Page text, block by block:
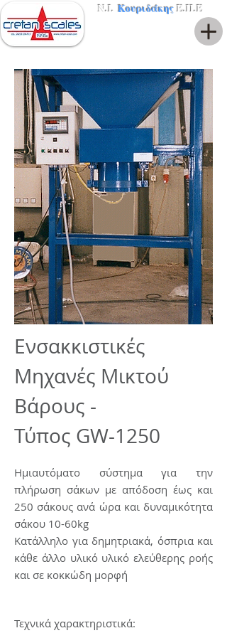
Ν.Ι.ΚουριδάκηςΕ.Π.Ε
Eνσακκιστικές
Μηχανές Μικτού
Βάρους -
Τύπος GW-1250
Ημιαυτόματο σύστημα για την
πλήρωση σάκων με απόδοση έως και
250 σάκους ανά ώρα και δυναμικότητα
σάκου 10-60kg
Κατάλληλο για δημητριακά, όσπρια και
κάθε άλλο υλικό υλικό ελεύθερης ροής
και σε κοκκώδη μορφή
Τεχνικά χαρακτηριστικά: